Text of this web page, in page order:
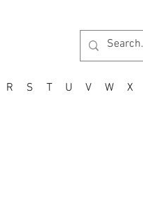
R S T U V W X